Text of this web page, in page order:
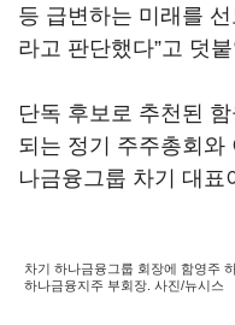
등 급변하는 미래를
라고 판단했다”고 덧
단독 후보로 추천된
되는 정기 주주총회와
나금융그룹 차기 대
차기 하나금융그룹 회장에 함영주
하나금융지주 부회장. 사진/뉴시스